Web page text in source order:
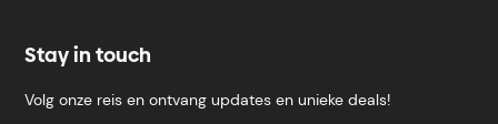
Stay in touch
Volg onze reis en ontvang updates en unieke deals!